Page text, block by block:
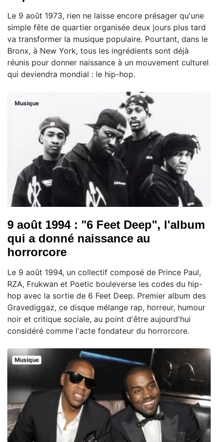
Le 9 août 1973, rien ne laisse encore présager qu'une
simple fête de quartier organisée deux jours plus tard
va transformer la musique populaire. Pourtant, dans le
Bronx, à New York, tous les ingrédients sont déjà
réunis pour donner naissance à un mouvement culturel
qui deviendra mondial : le hip-hop.
Musique
9 août 1994 : "6 Feet Deep", l'album
qui a donné naissance au
horrorcore
Le 9 août 1994, un collectif composé de Prince Paul,
RZA, Frukwan et Poetic bouleverse les codes du hip-
hop avec la sortie de 6 Feet Deep. Premier album des
Gravediggaz, ce disque mélange rap, horreur, humour
noir et critique sociale, au point d'être aujourd'hui
considéré comme l'acte fondateur du horrorcore.
Musique